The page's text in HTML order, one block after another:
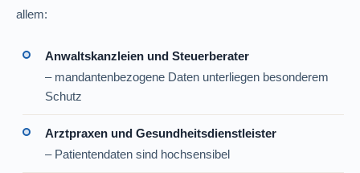
allem:
Anwaltskanzleien und Steuerberater
– mandantenbezogene Daten unterliegen besonderem
Schutz
Arztpraxen und Gesundheitsdienstleister
– Patientendaten sind hochsensibel